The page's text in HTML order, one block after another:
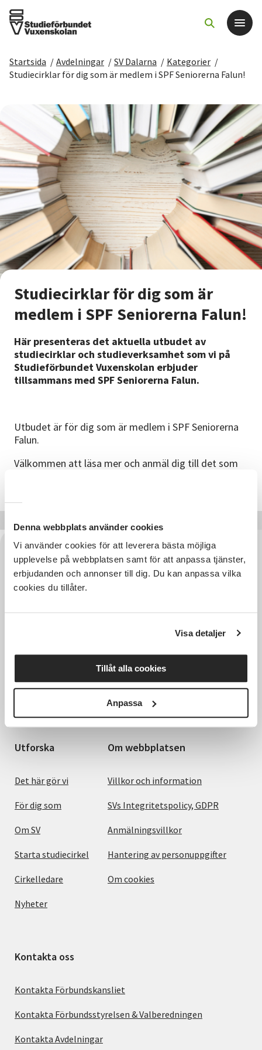
Denna webbplats använder cookies
Vi använder cookies för att leverera bästa möjliga
upplevelse på webbplatsen samt för att anpassa tjänster,
erbjudanden och annonser till dig. Du kan anpassa vilka
cookies du tillåter.
Visa detaljer
Tillåt alla cookies
Anpassa
Det här gör vi
För dig som
Sök kurser och evenemang
Om SV
Starta studiecirkel
Cirkelledare
Nyheter
Avdelningar
Lyssna
Startsida / Avdelningar / SV Dalarna / Kategorier /
Studiecirklar för dig som är medlem i SPF Seniorerna Falun!
Studiecirklar för dig som är
medlem i SPF Seniorerna Falun!
Här presenteras det aktuella utbudet av
studiecirklar och studieverksamhet som vi på
Studieförbundet Vuxenskolan erbjuder
tillsammans med SPF Seniorerna Falun.
Utbudet är för dig som är medlem i SPF Seniorerna
Falun.
Välkommen att läsa mer och anmäl dig till det som
Hela Sveriges studieförbund - Vi är en central
samhällsaktör som bidrar till demokrati och
delaktighet, positiv och hållbar utveckling för
människor, miljö och samhällen.
Utforska
Det här gör vi
För dig som
Om SV
Starta studiecirkel
Cirkelledare
Nyheter
Om webbplatsen
Villkor och information
SVs Integritetspolicy, GDPR
Anmälningsvillkor
Hantering av personuppgifter
Om cookies
Kontakta oss
Kontakta Förbundskansliet
Kontakta Förbundsstyrelsen & Valberedningen
Kontakta Avdelningar